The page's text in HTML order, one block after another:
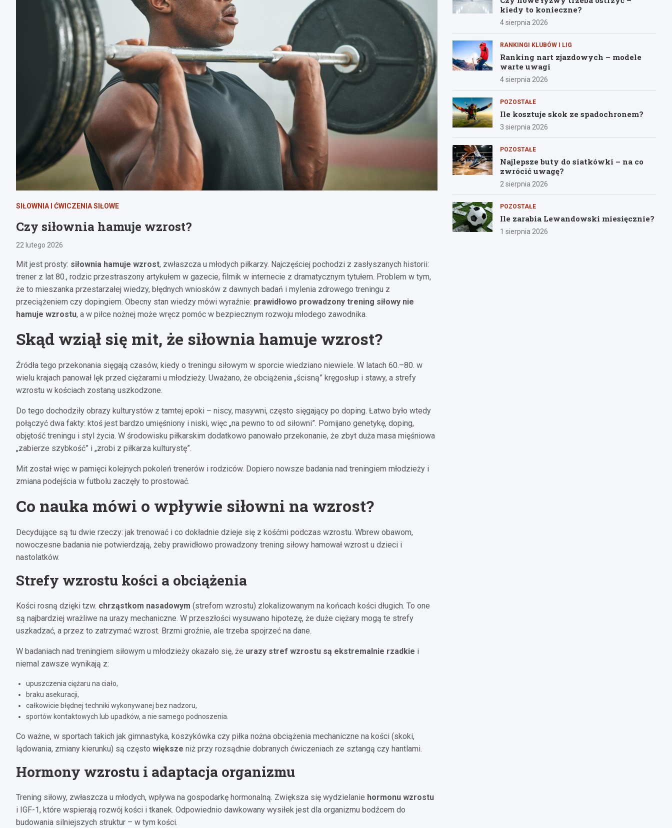
SIŁOWNIA I ĆWICZENIA SIŁOWE
Czy siłownia hamuje wzrost?
22 lutego 2026
Mit jest prosty: siłownia hamuje wzrost, zwłaszcza u młodych piłkarzy. Najczęściej pochodzi z zasłyszanych historii:
trener z lat 80., rodzic przestraszony artykułem w gazecie, filmik w internecie z dramatycznym tytułem. Problem w tym,
że to mieszanka przestarzałej wiedzy, błędnych wniosków z dawnych badań i mylenia zdrowego treningu z
przeciążeniem czy dopingiem. Obecny stan wiedzy mówi wyraźnie: prawidłowo prowadzony trening siłowy nie
hamuje wzrostu, a w piłce nożnej może wręcz pomóc w bezpiecznym rozwoju młodego zawodnika.
Skąd wziął się mit, że siłownia hamuje wzrost?
Źródła tego przekonania sięgają czasów, kiedy o treningu siłowym w sporcie wiedziano niewiele. W latach 60.–80. w
wielu krajach panował lęk przed ciężarami u młodzieży. Uważano, że obciążenia „ścisną” kręgosłup i stawy, a strefy
wzrostu w kościach zostaną uszkodzone.
Do tego dochodziły obrazy kulturystów z tamtej epoki – niscy, masywni, często sięgający po doping. Łatwo było wtedy
połączyć dwa fakty: ktoś jest bardzo umięśniony i niski, więc „na pewno to od siłowni”. Pomijano genetykę, doping,
objętość treningu i styl życia. W środowisku piłkarskim dodatkowo panowało przekonanie, że zbyt duża masa mięśniowa
„zabierze szybkość” i „zrobi z piłkarza kulturystę”.
Mit został więc w pamięci kolejnych pokoleń trenerów i rodziców. Dopiero nowsze badania nad treningiem młodzieży i
zmiana podejścia w futbolu zaczęły to prostować.
Co nauka mówi o wpływie siłowni na wzrost?
Decydujące są tu dwie rzeczy: jak trenować i co dokładnie dzieje się z kośćmi podczas wzrostu. Wbrew obawom,
nowoczesne badania nie potwierdzają, żeby prawidłowo prowadzony trening siłowy hamował wzrost u dzieci i
nastolatków.
Strefy wzrostu kości a obciążenia
Kości rosną dzięki tzw. chrząstkom nasadowym (strefom wzrostu) zlokalizowanym na końcach kości długich. To one
są najbardziej wrażliwe na urazy mechaniczne. W przeszłości wysuwano hipotezę, że duże ciężary mogą te strefy
uszkadzać, a przez to zatrzymać wzrost. Brzmi groźnie, ale trzeba spojrzeć na dane.
W badaniach nad treningiem siłowym u młodzieży okazało się, że urazy stref wzrostu są ekstremalnie rzadkie i
niemal zawsze wynikają z:
upuszczenia ciężaru na ciało,
braku asekuracji,
całkowicie błędnej techniki wykonywanej bez nadzoru,
sportów kontaktowych lub upadków, a nie samego podnoszenia.
Co ważne, w sportach takich jak gimnastyka, koszykówka czy piłka nożna obciążenia mechaniczne na kości (skoki,
lądowania, zmiany kierunku) są często większe niż przy rozsądnie dobranych ćwiczeniach ze sztangą czy hantlami.
Hormony wzrostu i adaptacja organizmu
Trening siłowy, zwłaszcza u młodych, wpływa na gospodarkę hormonalną. Zwiększa się wydzielanie hormonu wzrostu
i IGF-1, które wspierają rozwój kości i tkanek. Odpowiednio dawkowany wysiłek jest dla organizmu bodźcem do
budowania silniejszych struktur – w tym kości.
kiedy to konieczne?
4 sierpnia 2026
RANKINGI KLUBÓW I LIG
Ranking nart zjazdowych – modele
warte uwagi
4 sierpnia 2026
POZOSTAŁE
Ile kosztuje skok ze spadochronem?
3 sierpnia 2026
POZOSTAŁE
Najlepsze buty do siatkówki – na co
zwrócić uwagę?
2 sierpnia 2026
POZOSTAŁE
Ile zarabia Lewandowski miesięcznie?
1 sierpnia 2026